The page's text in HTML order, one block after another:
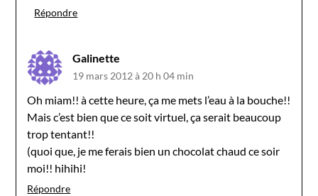
Répondre
Galinette
19 mars 2012 à 20 h 04 min
Oh miam!! à cette heure, ça me mets l’eau à la bouche!!
Mais c’est bien que ce soit virtuel, ça serait beaucoup
trop tentant!!
(quoi que, je me ferais bien un chocolat chaud ce soir
moi!! hihihi!
Répondre